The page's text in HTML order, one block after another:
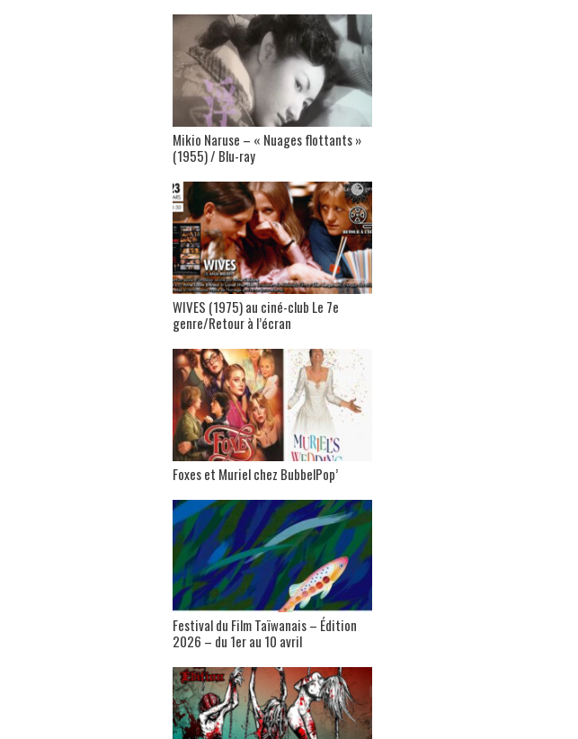
Mikio Naruse – « Nuages flottants »
(1955) / Blu-ray
WIVES (1975) au ciné-club Le 7e
genre/Retour à l’écran
Foxes et Muriel chez BubbelPop’
Festival du Film Taïwanais – Édition
2026 – du 1er au 10 avril